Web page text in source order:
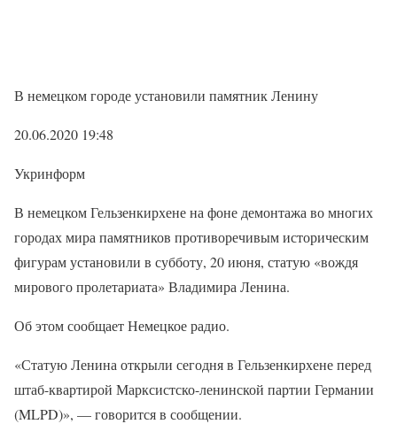
В немецком городе установили памятник Ленину
20.06.2020 19:48
Укринформ
В немецком Гельзенкирхене на фоне демонтажа во многих
городах мира памятников противоречивым историческим
фигурам установили в субботу, 20 июня, статую «вождя
мирового пролетариата» Владимира Ленина.
Об этом сообщает Немецкое радио.
«Статую Ленина открыли сегодня в Гельзенкирхене перед
штаб-квартирой Марксистско-ленинской партии Германии
(MLPD)», — говорится в сообщении.